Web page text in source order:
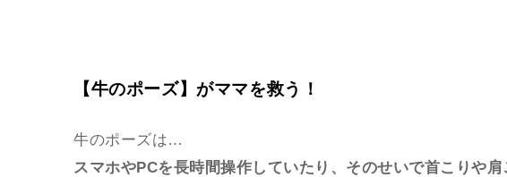
【牛のポーズ】がママを救う！
牛のポーズは…
スマホやPCを長時間操作していたり、そのせいで首こりや